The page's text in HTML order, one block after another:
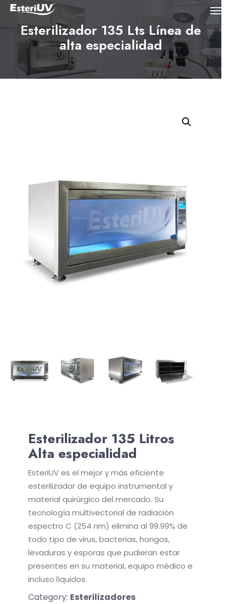
Esterilizador 135 Lts Línea de
alta especialidad
Esterilizador 135 Litros
Alta especialidad
EsteriUV es el mejor y más eficiente
esterilizador de equipo instrumental y
material quirúrgico del mercado. Su
tecnología multivectorial de radiación
espectro C (254 nm) elimina al 99.99% de
todo tipo de virus, bacterias, hongos,
levaduras y esporas que pudieran estar
presentes en su material, equipo médico e
incluso líquidos.
Category: Esterilizadores